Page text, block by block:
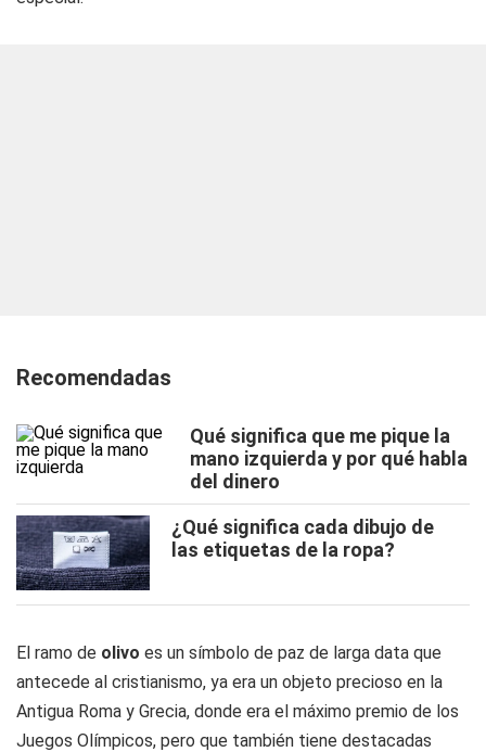
Recomendadas
Qué significa que me pique la
mano izquierda y por qué habla
del dinero
¿Qué significa cada dibujo de
las etiquetas de la ropa?
El ramo de olivo es un símbolo de paz de larga data que
antecede al cristianismo, ya era un objeto precioso en la
Antigua Roma y Grecia, donde era el máximo premio de los
Juegos Olímpicos, pero que también tiene destacadas